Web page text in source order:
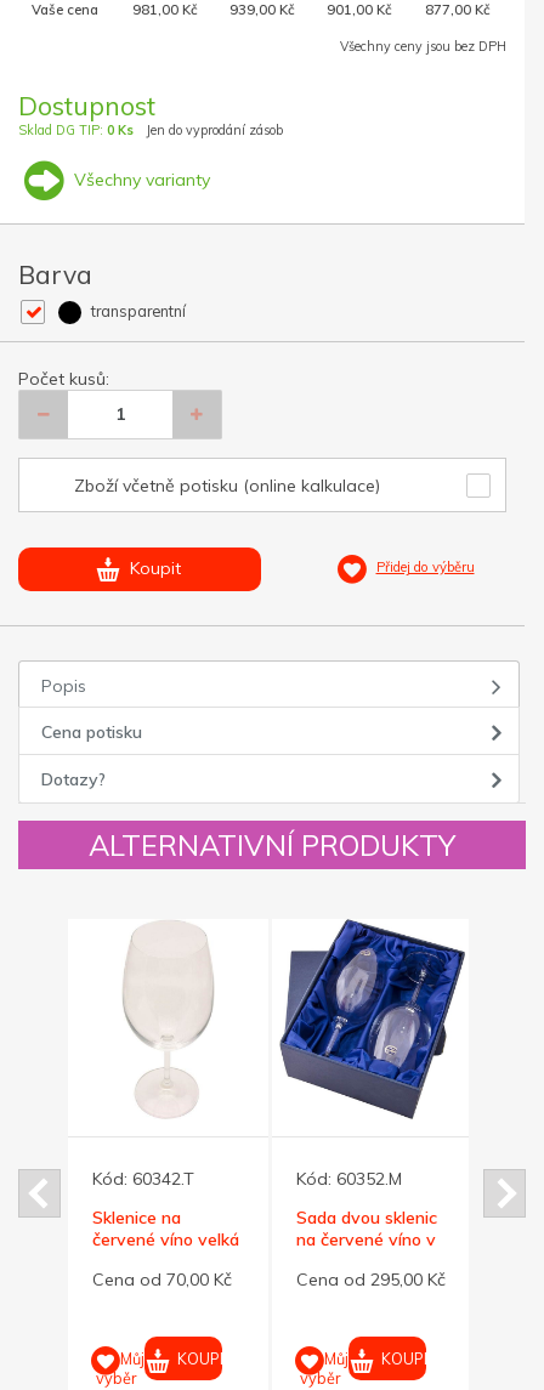
Vaše cena 981,00 Kč 939,00 Kč 901,00 Kč 877,00 Kč
Všechny ceny jsou bez DPH
Dostupnost
Sklad DG TIP: 0 Ks Jen do vyprodání zásob
Všechny varianty
Barva
transparentní
Počet kusů:
Zboží včetně potisku (online kalkulace)
Koupit Přidej do výběru
Popis
Cena potisku
Dotazy?
ALTERNATIVNÍ PRODUKTY
Kód: 60342.T
Sklenice na
červené víno velká
Cena od 70,00 Kč
Můj
výběr
KOUPIT
Kód: 60352.M
Sada dvou sklenic
na červené víno v
Cena od 295,00 Kč
Můj
výběr
KOUPIT
Kód: